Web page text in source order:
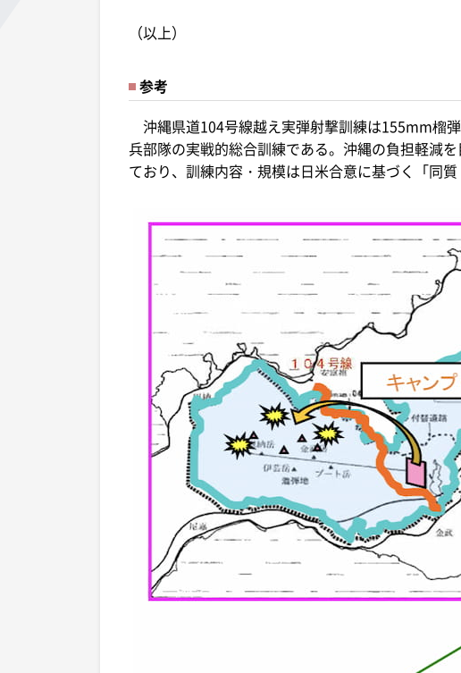
（以上）
参考
沖縄県道104号線越え実弾射撃訓練は155mm榴
兵部隊の実戦的総合訓練である。沖縄の負担軽減
ており、訓練内容・規模は日米合意に基づく「同質